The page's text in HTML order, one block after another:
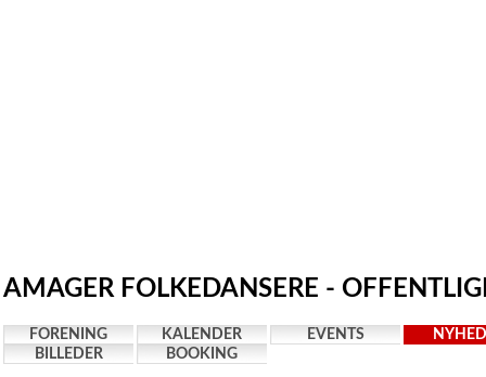
AMAGER FOLKEDANSERE -
FORENING KALENDER EVENTS
BILLEDER
BOOKING